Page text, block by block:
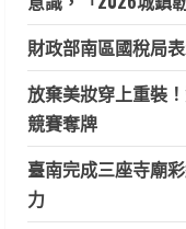
財政部南區國稅局
放棄美妝穿上重裝
競賽奪牌
臺南完成三座寺廟
力